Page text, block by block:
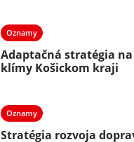
Oznamy
Adaptačná stratégia
klímy Košickom kraji
Oznamy
Stratégia rozvoja